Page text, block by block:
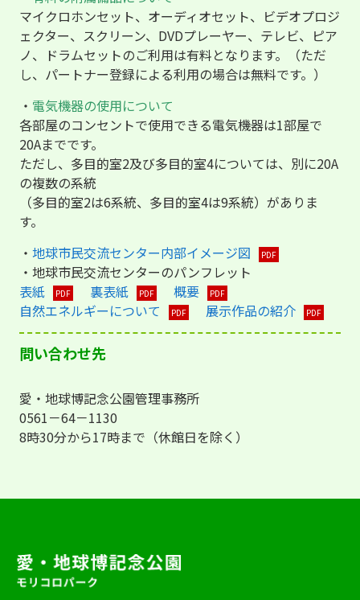
マイクロホンセット、オーディオセット、ビデオプロジ
ェクター、スクリーン、DVDプレーヤー、テレビ、ピア
ノ、ドラムセットのご利用は有料となります。（ただ
し、パートナー登録による利用の場合は無料です。）
・ 電気機器の使用について
各部屋のコンセントで使用できる電気機器は1部屋で
20Aまでです。
ただし、多目的室2及び多目的室4については、別に20A
の複数の系統
（多目的室2は6系統、多目的室4は9系統）がありま
す。
・地球市民交流センター内部イメージ図
・地球市民交流センターのパンフレット
表紙
裏表紙
概要
自然エネルギーについて
展示作品の紹介
問い合わせ先
愛・地球博記念公園管理事務所
0561－64－1130
8時30分から17時まで（休館日を除く）